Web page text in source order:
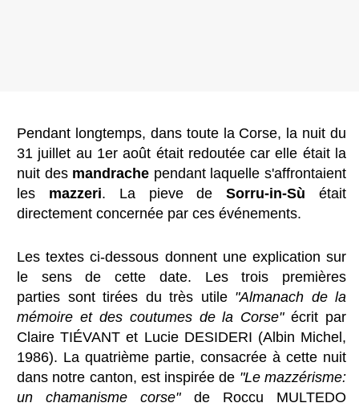
Pendant longtemps, dans toute la Corse, la nuit du
31 juillet au 1er août était redoutée car elle était la
nuit des mandrache pendant laquelle s'affrontaient
les mazzeri. La pieve de Sorru-in-Sù était
directement concernée par ces événements.
Les textes ci-dessous donnent une explication sur
le sens de cette date. Les trois premières
parties sont tirées du très utile "Almanach de la
mémoire et des coutumes de la Corse"écrit par
Claire TIÉVANT et Lucie DESIDERI (Albin Michel,
1986). La quatrième partie, consacrée à cette nuit
dans notre canton, est inspirée de "Le mazzérisme:
un chamanisme corse"de Roccu MULTEDO